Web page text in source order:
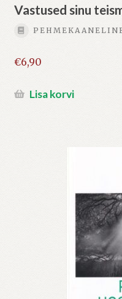
Vastused sinu
€6,90
Lisa korvi